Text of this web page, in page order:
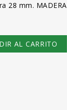
28 mm. MADERA
AL CARRITO